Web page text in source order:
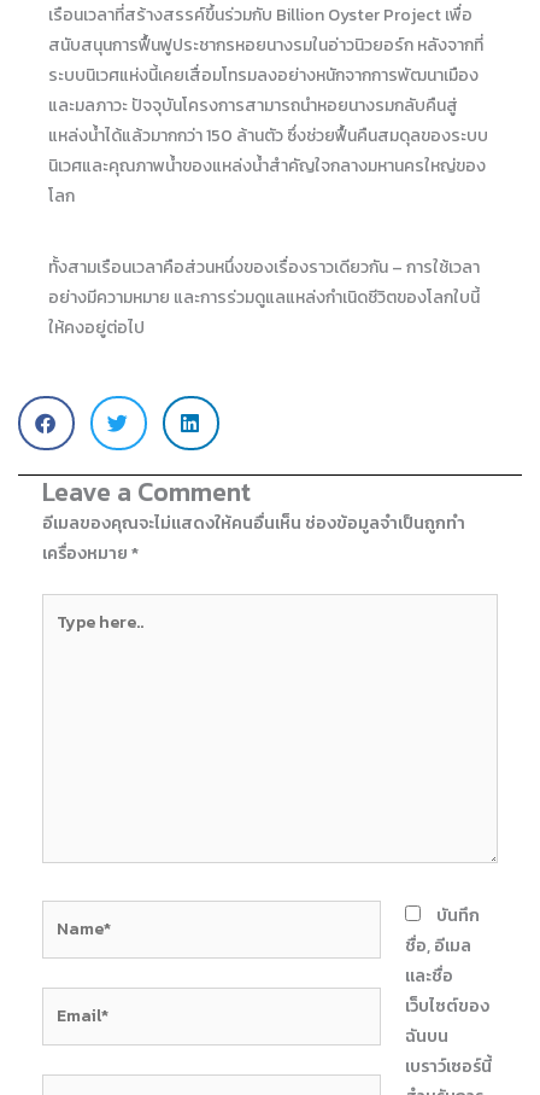
เรือนเวลาที่สร้างสรรค์ขึ้นร่วมกับ Billion Oyster Project เพื่อ
สนับสนุนการฟื้นฟูประชากรหอยนางรมในอ่าวนิวยอร์ก หลังจากที่
ระบบนิเวศแห่งนี้เคยเสื่อมโทรมลงอย่างหนักจากการพัฒนาเมือง
และมลภาวะ ปัจจุบันโครงการสามารถนำหอยนางรมกลับคืนสู่
แหล่งน้ำได้แล้วมากกว่า 150 ล้านตัว ซึ่งช่วยฟื้นคืนสมดุลของระบบ
นิเวศและคุณภาพน้ำของแหล่งน้ำสำคัญใจกลางมหานครใหญ่ของ
โลก
ทั้งสามเรือนเวลาคือส่วนหนึ่งของเรื่องราวเดียวกัน – การใช้เวลา
อย่างมีความหมาย และการร่วมดูแลแหล่งกำเนิดชีวิตของโลกใบนี้
ให้คงอยู่ต่อไป
Leave a Comment
อีเมลของคุณจะไม่แสดงให้คนอื่นเห็น ช่องข้อมูลจำเป็นถูกทำ
เครื่องหมาย*
here..
บันทึก
ชื่อ, อีเมล
และชื่อ
เว็บไซต์ของ
ฉันบน
เบราว์เซอร์นี้